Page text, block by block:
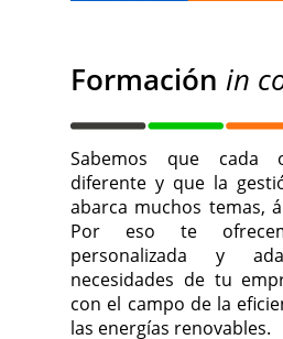
Formación in
Sabemos que cada
diferente y que la
abarca muchos temas,
Por eso te
personalizada y
necesidades de tu
con el campo de la
las energías renovables.